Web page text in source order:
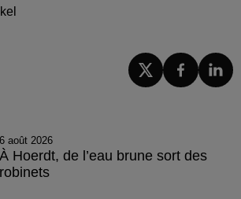
6 août 2026
À Hoerdt, de l’eau brune sort des
robinets